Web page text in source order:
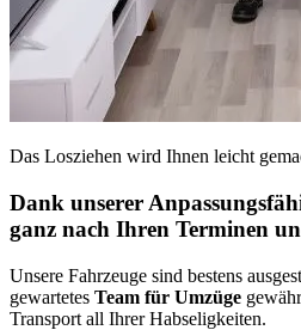
Das Losziehen wird Ihnen leicht
Dank unserer
ganz nach Ihren Terminen
Unsere Fahrzeuge sind bestens
gewartetes Team für Umzüge
Transport all Ihrer Habseligkeiten.